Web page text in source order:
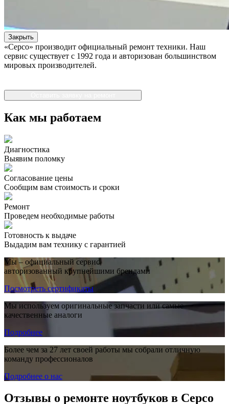
Закрыть
«Серсо» производит официальный ремонт техники. Наш
сервис существует с 1992 года и авторизован большинством
мировых производителей.
Как мы работаем
Диагностика
Выявим поломку
Согласование цены
Сообщим вам стоимость и сроки
Ремонт
Проведем необходимые работы
Готовность к выдаче
Выдадим вам технику с гарантией
Мы – официальный сервис,
авторизованный крупнейшими брендами
Посмотреть сертификаты
Мы используем оригинальные запчасти или самые
качественные аналоги
Подробнее
Более чем за 27 лет своей работы мы собрали отличную
команду профессионалов
Подробнее о нас
Отзывы о ремонте ноутбуков в Серсо